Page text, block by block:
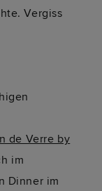
Vergiss
de Verre by
im
Dinner im